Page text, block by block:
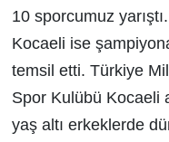
10 sporcumuz
Kocaeli ise
temsil etti. Türkiye
Spor Kulübü Kocaeli
yaş altı erkeklerde